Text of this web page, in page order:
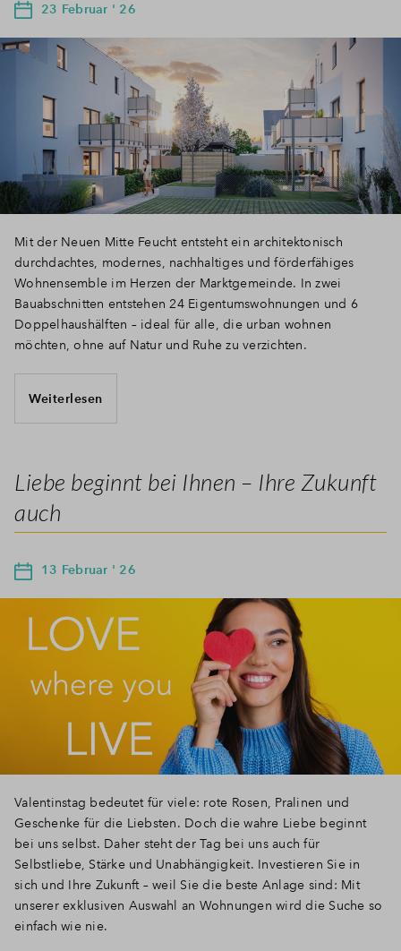
23 Februar ' 26
Mit der Neuen Mitte Feucht entsteht ein architektonisch
durchdachtes, modernes, nachhaltiges und förderfähiges
Wohnensemble im Herzen der Marktgemeinde. In zwei
Bauabschnitten entstehen 24 Eigentumswohnungen und 6
Doppelhaushälften – ideal für alle, die urban wohnen
möchten, ohne auf Natur und Ruhe zu verzichten.
Weiterlesen
Liebe beginnt bei Ihnen – Ihre Zukunft
auch
13 Februar ' 26
Valentinstag bedeutet für viele: rote Rosen, Pralinen und
Geschenke für die Liebsten. Doch die wahre Liebe beginnt
bei uns selbst. Daher steht der Tag bei uns auch für
Selbstliebe, Stärke und Unabhängigkeit. Investieren Sie in
sich und Ihre Zukunft – weil Sie die beste Anlage sind: Mit
unserer exklusiven Auswahl an Wohnungen wird die Suche so
einfach wie nie.